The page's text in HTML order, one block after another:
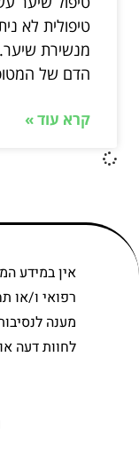
טיפולית לא
מנשירת
הדם של
קרא עוד »
אין במידע
רפואי ו/או
מענה
לחוות דעה